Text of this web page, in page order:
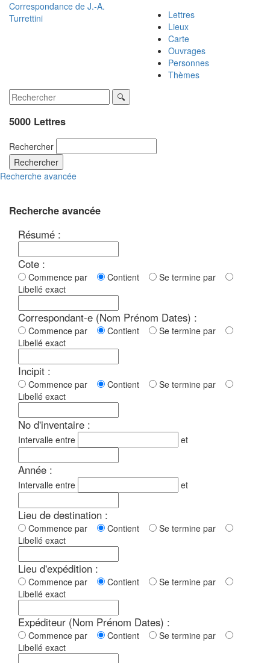
Correspondance de J.-A.
Turrettini
Lettres
Lieux
Carte
Ouvrages
Personnes
Thèmes
5000 Lettres
Rechercher
Rechercher
Recherche avancée
Recherche avancée
Résumé :
Cote :
Commence par Contient
Se termine par
Libellé exact
Correspondant-e (Nom Prénom Dates) :
Commence par Contient
Se termine par
Libellé exact
Incipit :
Commence par Contient
Se termine par
Libellé exact
No d'inventaire :
Intervalle entre et
Année :
Intervalle entre et
Lieu de destination :
Commence par Contient
Se termine par
Libellé exact
Lieu d'expédition :
Commence par Contient
Se termine par
Libellé exact
Expéditeur (Nom Prénom Dates) :
Commence par Contient
Se termine par
Libellé exact